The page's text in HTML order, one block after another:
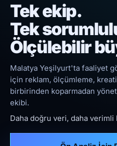
Tek ekip.
Tek
Ölçülebilir
Malatya Yeşilyurt'ta faaliyet
için reklam, ölçümleme,
birbirinden koparmadan
ekibi.
Daha doğru veri, daha